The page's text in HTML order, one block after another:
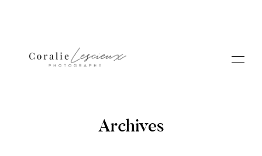
Archives